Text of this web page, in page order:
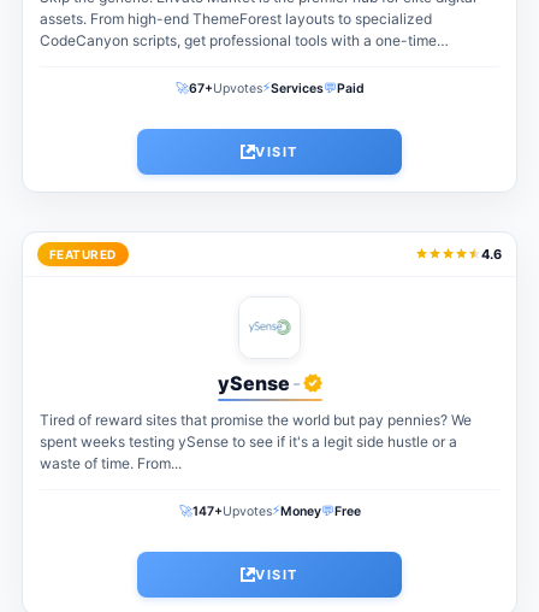
assets. From high-end ThemeForest layouts to specialized
CodeCanyon scripts, get professional tools with a one-time
🚀67+Upvotes⚡Services💬Paid
VISIT
FEATURED 4.6
ySense -
Tired of reward sites that promise the world but pay pennies? We
spent weeks testing ySense to see if it's a legit side hustle or a
waste of time. From...
🚀147+Upvotes⚡Money💬Free
VISIT